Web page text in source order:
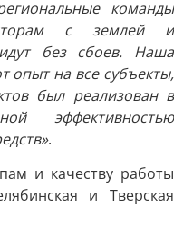
команды
с землей и
без сбоев. Наша
опыт на все субъекты,
был реализован в
эффективностью
.
и качеству работы
и Тверская